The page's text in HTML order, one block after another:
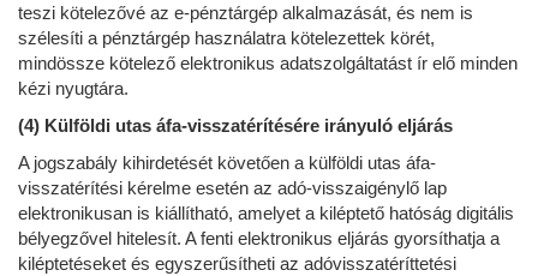
teszi kötelezővé az e-pénztárgép alkalmazását, és nem is
szélesíti a pénztárgép használatra kötelezettek körét,
mindössze kötelező elektronikus adatszolgáltatást ír elő minden
kézi nyugtára.
(4) Külföldi utas áfa-visszatérítésére irányuló eljárás
A jogszabály kihirdetését követően a külföldi utas áfa-
visszatérítési kérelme esetén az adó-visszaigénylő lap
elektronikusan is kiállítható, amelyet a kiléptető hatóság digitális
bélyegzővel hitelesít. A fenti elektronikus eljárás gyorsíthatja a
kiléptetéseket és egyszerűsítheti az adóvisszatéríttetési